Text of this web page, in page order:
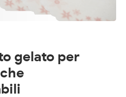
gelato per